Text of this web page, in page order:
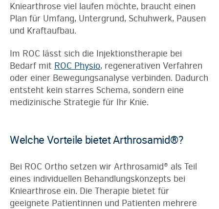
Kniearthrose viel laufen möchte, braucht einen
Plan für Umfang, Untergrund, Schuhwerk, Pausen
und Kraftaufbau.
Im ROC lässt sich die Injektionstherapie bei
Bedarf mit ROC Physio, regenerativen Verfahren
oder einer Bewegungsanalyse verbinden. Dadurch
entsteht kein starres Schema, sondern eine
medizinische Strategie für Ihr Knie.
Welche Vorteile bietet Arthrosamid®?
Bei ROC Ortho setzen wir Arthrosamid® als Teil
eines individuellen Behandlungskonzepts bei
Kniearthrose ein. Die Therapie bietet für
geeignete Patientinnen und Patienten mehrere